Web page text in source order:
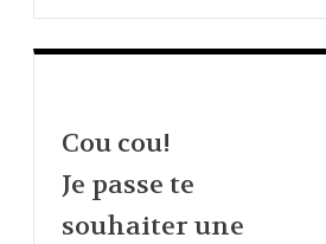
Cou cou!
Je passe te
souhaiter une